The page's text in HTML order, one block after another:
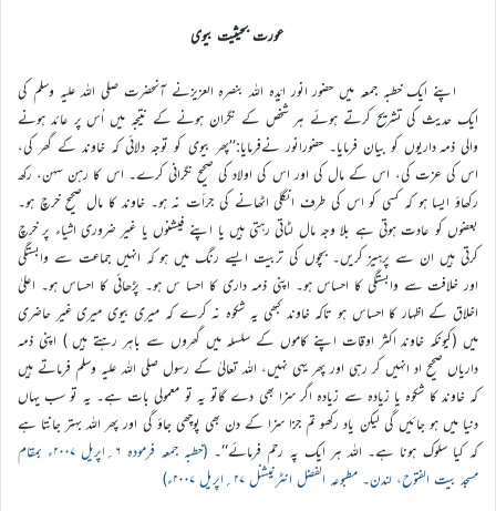
عورت بحیثیت بیوی
اپنے ایک خطبہ جمعہ میں حضور انور ایّدہ اللہ بنصرہ العزیزنے آنحضرت صلی اللہ علیہ وسلم کی
ایک حدیث کی تشریح کرتے ہوئے ہر شخص کے نگران ہونے کے نتیجہ میں اُس پر عائد ہونے
والی ذمہ داریوں کو بیان فرمایا۔ حضورانور نےفرمایا:’’پھر بیوی کو توجہ دلائی کہ خاوند کے گھر کی،
اس کی عزت کی، اس کے مال کی اور اس کی اولاد کی صحیح نگرانی کرے۔ اس کا رہن سہن، رکھ
رکھاؤ ایسا ہو کہ کسی کو اس کی طرف انگلی اٹھانے کی جرأت نہ ہو۔ خاوند کا مال صحیح خرچ ہو۔
بعضوں کو عادت ہوتی ہے بلا وجہ مال لٹاتی رہتی ہیں یا اپنے فیشنوں یا غیر ضروری اشیاء پر خرچ
کرتی ہیں ان سے پرہیز کریں۔ بچوں کی تربیت ایسے رنگ میں ہو کہ انہیں جماعت سے وابستگی
اور خلافت سے وابستگی کا احساس ہو۔ اپنی ذمہ داری کا احسا س ہو۔ پڑھائی کا احساس ہو۔ اعلیٰ
اخلاق کے اظہار کا احساس ہو تاکہ خاوند کبھی یہ شکوہ نہ کرے کہ میری بیوی میری غیر حاضری
میں (کیونکہ خاوند اکثر اوقات اپنے کاموں کے سلسلہ میں گھروں سے باہر رہتے ہیں ) اپنی ذمہ
داریاں صحیح اد انہیں کر رہی اور پھر یہی نہیں، اللہ تعالیٰ کے رسول صلی اللہ علیہ وسلم فرماتے ہیں
کہ خاوند کا شکوہ یا زیادہ سے زیادہ اگر سزا بھی دے گاتو یہ تو معمولی بات ہے۔ یہ تو سب یہاں
دنیا میں ہو جائیں گی لیکن یاد رکھو تم جزا سزا کے دن بھی پوچھی جاؤ گی اور پھر اللہ بہتر جانتا ہے
کہ کیا سلوک ہونا ہے۔ اللہ ہر ایک پہ رحم فرمائے‘‘۔
(خطبہ جمعہ فرمودہ ۶؍اپریل ۲۰۰۷ء بمقام
مسجد بیت الفتوح، لندن۔ مطبوعہ الفضل انٹرنیشنل ۲۷؍اپریل ۲۰۰۷ء)